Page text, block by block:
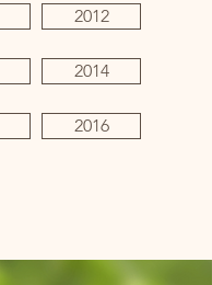
2012
2014
2016